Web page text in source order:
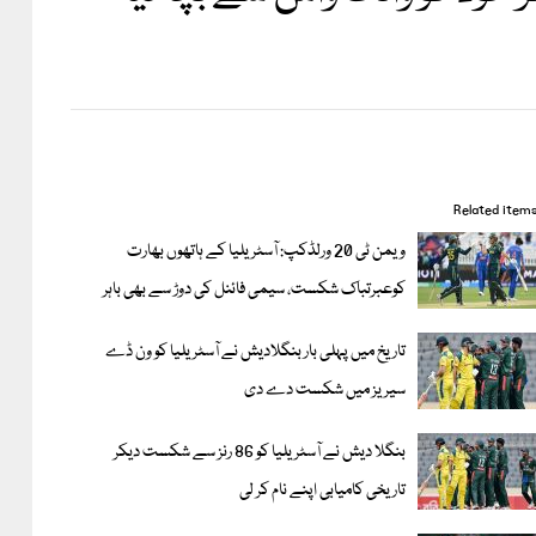
Related items
ویمن ٹی 20 ورلڈکپ: آسٹریلیا کے ہاتھوں بھارت
کوعبرتباک شکست، سیمی فائنل کی دوڑ سے بھی باہر
تاریخ میں پہلی بار بنگلادیش نے آسٹریلیا کو ون ڈے
سیریز میں شکست دے دی
بنگلا دیش نے آسٹریلیا کو 86 رنز سے شکست دیکر
تاریخی کامیابی اپنے نام کر لی